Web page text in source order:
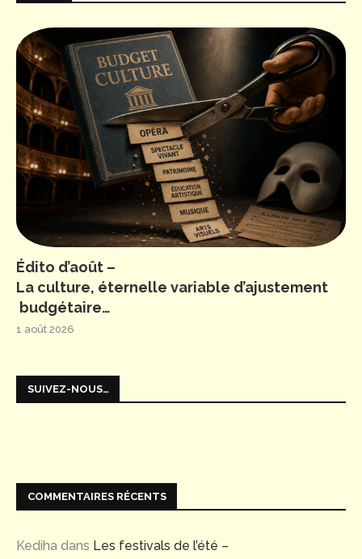
Édito d’août –
La culture, éternelle variable d’ajustement
budgétaire…
1 août 2026
SUIVEZ-NOUS…
COMMENTAIRES RÉCENTS
Kediha dans Les festivals de l’été –